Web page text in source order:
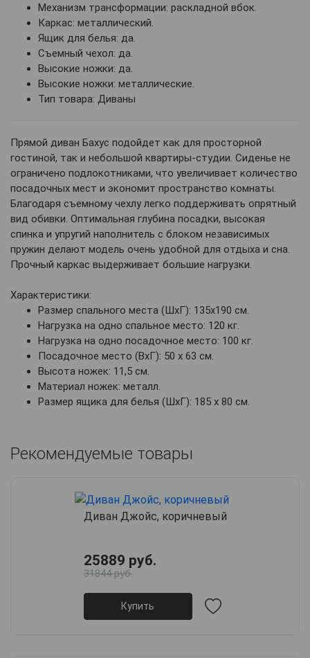
Механизм трансформации: раскладной вбок.
Каркас: металлический.
Ящик для белья: да.
Съемный чехол: да.
Высокие ножки: да.
Высокие ножки: металлические.
Тип товара: Диваны
Прямой диван Бахус подойдет как для просторной
гостиной, так и небольшой квартиры-студии. Сиденье не
ограничено подлокотниками, что увеличивает количество
посадочных мест и экономит пространство комнаты.
Благодаря съемному чехлу легко поддерживать опрятный
вид обивки. Оптимальная глубина посадки, высокая
спинка и упругий наполнитель с блоком независимых
пружин делают модель очень удобной для отдыха и сна.
Прочный каркас выдерживает большие нагрузки.
Характеристики:
Размер спального места (ШхГ): 135х190 см.
Нагрузка на одно спальное место: 120 кг.
Нагрузка на одно посадочное место: 100 кг.
Посадочное место (ВхГ): 50 х 63 см.
Высота ножек: 11,5 см.
Материал ножек: металл.
Размер ящика для белья (ШхГ): 185 х 80 см.
Рекомендуемые товары
Диван Джойс, коричневый
25889 руб.
31844 руб.
Купить